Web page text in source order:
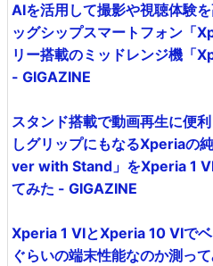
AIを活用して撮影や視聴体験
ッグシップスマートフォン「
リー搭載のミッドレンジ機「
- GIGAZINE
スタンド搭載で動画再生に便
しグリップにもなるXperiaの
ver with Stand」をXperia 1
てみた - GIGAZINE
Xperia 1 VIとXperia 10 VIで
ぐらいの端末性能なのか測っ